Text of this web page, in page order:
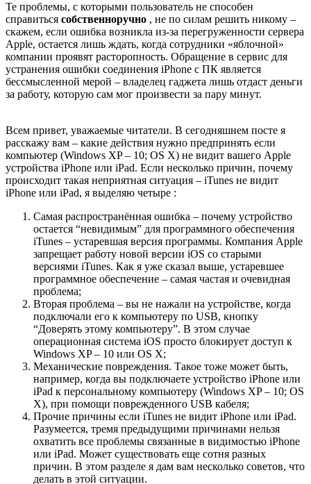
Те проблемы, с которыми пользователь не способен
справиться собственноручно , не по силам решить никому –
скажем, если ошибка возникла из-за перегруженности сервера
Apple, остается лишь ждать, когда сотрудники «яблочной»
компании проявят расторопность. Обращение в сервис для
устранения ошибки соединения iPhone с ПК является
бессмысленной мерой – владелец гаджета лишь отдаст деньги
за работу, которую сам мог произвести за пару минут.
Всем привет, уважаемые читатели. В сегодняшнем посте я
расскажу вам – какие действия нужно предпринять если
компьютер (Windows XP – 10; OS X) не видит вашего Apple
устройства iPhone или iPad. Если несколько причин, почему
происходит такая неприятная ситуация – iTunes не видит
iPhone или iPad, я выделяю четыре :
Самая распространённая ошибка – почему устройство
остается “невидимым” для программного обеспечения
iTunes – устаревшая версия программы. Компания Apple
запрещает работу новой версии iOS со старыми
версиями iTunes. Как я уже сказал выше, устаревшее
программное обеспечение – самая частая и очевидная
проблема;
Вторая проблема – вы не нажали на устройстве, когда
подключали его к компьютеру по USB, кнопку
“Доверять этому компьютеру”. В этом случае
операционная система iOS просто блокирует доступ к
Windows XP – 10 или OS X;
Механические повреждения. Такое тоже может быть,
например, когда вы подключаете устройство iPhone или
iPad к персональному компьютеру (Windows XP – 10; OS
X), при помощи поврежденного USB кабеля;
Прочие причины если iTunes не видит iPhone или iPad.
Разумеется, тремя предыдущими причинами нельзя
охватить все проблемы связанные в видимостью iPhone
или iPad. Может существовать еще сотня разных
причин. В этом разделе я дам вам несколько советов, что
делать в этой ситуации.